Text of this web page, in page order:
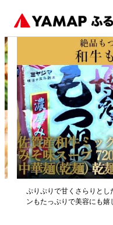
ぷりぷりで甘くさらりと
ンもたっぷりで美容にも嬉